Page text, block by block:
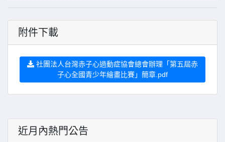
附件下載
社團法人台灣赤子心過動症協會總會辦理「第五屆赤
子心全國青少年繪畫比賽」簡章.pdf
近月內熱門公告